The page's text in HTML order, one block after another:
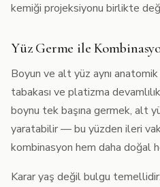
kemiği projeksiyonu birlikte
Yüz Germe ile
Boyun ve alt yüz aynı anatomik
tabakası ve platizma
boynu tek başına germek, alt
yaratabilir — bu yüzden ileri
kombinasyon hem daha doğal
Karar yaş değil bulgu